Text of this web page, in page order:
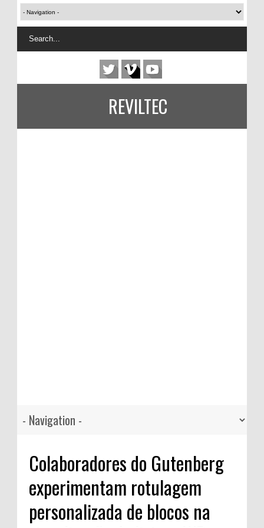
REVILTEC
Colaboradores do Gutenberg
experimentam rotulagem
personalizada de blocos na